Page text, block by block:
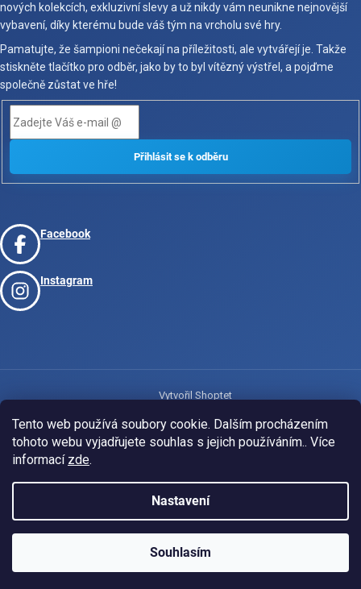
Tento web používá soubory cookie. Dalším procházením
tohoto webu vyjadřujete souhlas s jejich používáním.. Více
informací zde.
Nastavení
Souhlasím
nových kolekcích, exkluzivní slevy a už nikdy vám neunikne nejnovější
vybavení, díky kterému bude váš tým na vrcholu své hry.
Pamatujte, že šampioni nečekají na příležitosti, ale vytvářejí je. Takže
stiskněte tlačítko pro odběr, jako by to byl vítězný výstřel, a pojďme
společně zůstat ve hře!
Facebook
Instagram
Vytvořil Shoptet
Copyright 2026www.josport.cz. Všechna práva vyhrazena.